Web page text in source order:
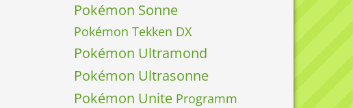
Pokémon Sonne
Pokémon Tekken DX
Pokémon Ultramond
Pokémon Ultrasonne
Pokémon Unite Programm